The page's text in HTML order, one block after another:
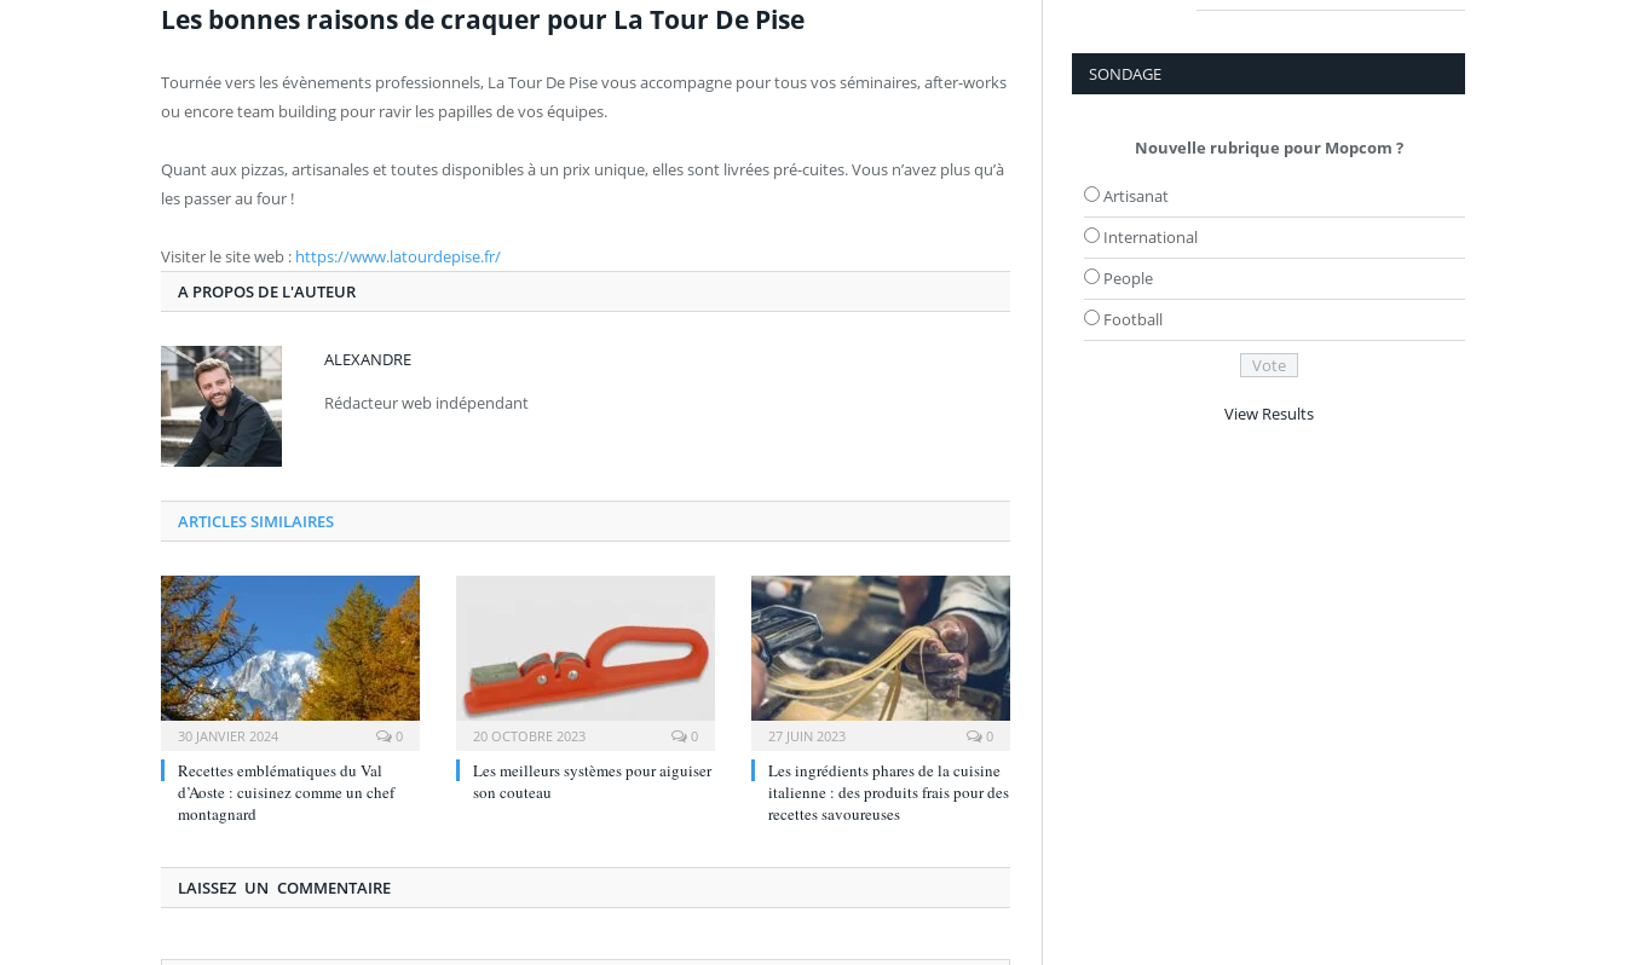
Les bonnes raisons de craquer pour La Tour De Pise
Tournée vers les évènements professionnels, La Tour De Pise vous accompagne pour tous vos séminaires, after-works
ou encore team building pour ravir les papilles de vos équipes.
Quant aux pizzas, artisanales et toutes disponibles à un prix unique, elles sont livrées pré-cuites. Vous n’avez plus qu’à
les passer au four !
Visiter le site web : https://www.latourdepise.fr/
A PROPOS DE L'AUTEUR
ALEXANDRE
Rédacteur web indépendant
ARTICLES SIMILAIRES
30 JANVIER 2024 0
Recettes emblématiques du Val
d’Aoste : cuisinez comme un chef
montagnard
20 OCTOBRE 2023 0
Les meilleurs systèmes pour aiguiser
son couteau
27 JUIN 2023 0
Les ingrédients phares de la cuisine
italienne : des produits frais pour des
recettes savoureuses
LAISSEZ UN COMMENTAIRE
SONDAGE
Nouvelle rubrique pour Mopcom ?
Artisanat
International
People
Football
View Results